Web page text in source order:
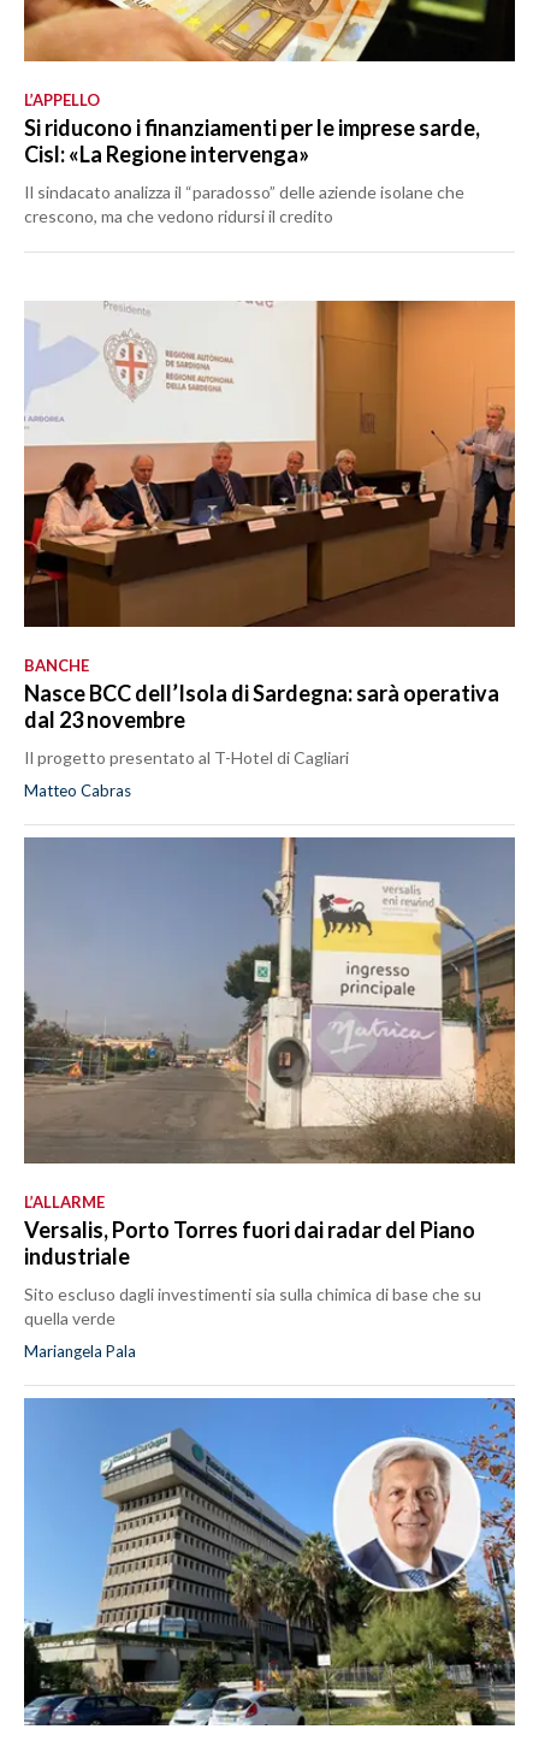
L’APPELLO
Si riducono i finanziamenti per le imprese sarde,
Cisl: «La Regione intervenga»
Il sindacato analizza il “paradosso” delle aziende isolane che
crescono, ma che vedono ridursi il credito
BANCHE
Nasce BCC dell’Isola di Sardegna: sarà operativa
dal 23 novembre
Il progetto presentato al T-Hotel di Cagliari
Matteo Cabras
L’ALLARME
Versalis, Porto Torres fuori dai radar del Piano
industriale
Sito escluso dagli investimenti sia sulla chimica di base che su
quella verde
Mariangela Pala